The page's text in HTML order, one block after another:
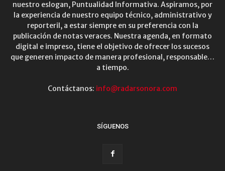
nuestro eslogan, Puntualidad Informativa. Aspiramos, por
la experiencia de nuestro equipo técnico, administrativo y
reporteril, a estar siempre en su preferencia con la
publicación de notas veraces. Nuestra agenda, en formato
digital e impreso, tiene el objetivo de ofrecer los sucesos
que generen impacto de manera profesional, responsable…
a tiempo.
Contáctanos: info@radarsonora.com
SÍGUENOS